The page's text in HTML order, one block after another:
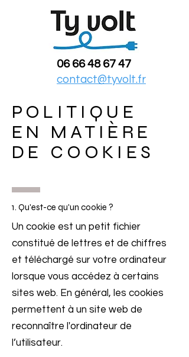
06 66 48 67 47
contact@tyvolt.fr
POLITIQUE
EN MATIÈRE
DE COOKIES
1. Qu'est-ce qu'un cookie ?
Un cookie est un petit fichier
constitué de lettres et de chiffres
et téléchargé sur votre ordinateur
lorsque vous accédez à certains
sites web. En général, les cookies
permettent à un site web de
reconnaître l'ordinateur de
l’utilisateur.